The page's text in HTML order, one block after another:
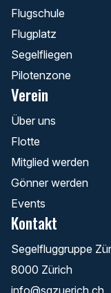
Flugschule
Flugplatz
Segelfliegen
Pilotenzone
Verein
Über uns
Flotte
Mitglied werden
Gönner werden
Events
Kontakt
Segelfluggruppe
8000 Zürich
info@sgzuerich.ch